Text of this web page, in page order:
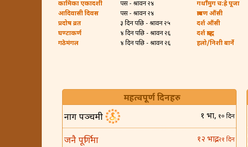
कामिका एकादशी
पर्सि - श्रावन २४
आदिवासी दिवस
पर्सि - श्रावन २४
प्रदोष व्रत
३ दिन पछि - श्रावन २५
घण्टाकर्ण
४ दिन पछि - श्रावन २६
गठेमंगल
४ दिन पछि - श्रावन २६
गथाँमुग च:ह्रे पूजा
श्रावण औंसी
दर्श औंसी
दर्श श्राद्ध
हलो/निशी बार्ने
महत्वपूर्ण दिनहरु
नाग पञ्चमी १ भाद्र, १० दिन
जनै पूर्णिमा १२ भाद्र,२१ दिन